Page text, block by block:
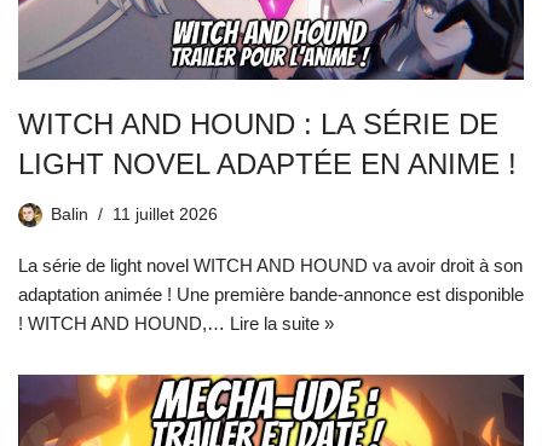
WITCH AND HOUND : LA SÉRIE DE
LIGHT NOVEL ADAPTÉE EN ANIME !
Balin 11 juillet 2026
La série de light novel WITCH AND HOUND va avoir droit à son
adaptation animée ! Une première bande-annonce est disponible
! WITCH AND HOUND,… Lire la suite »